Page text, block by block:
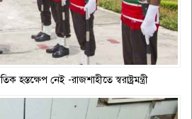
নেই -রাজশাহীতে স্বরাষ্ট্রমন্ত্রী